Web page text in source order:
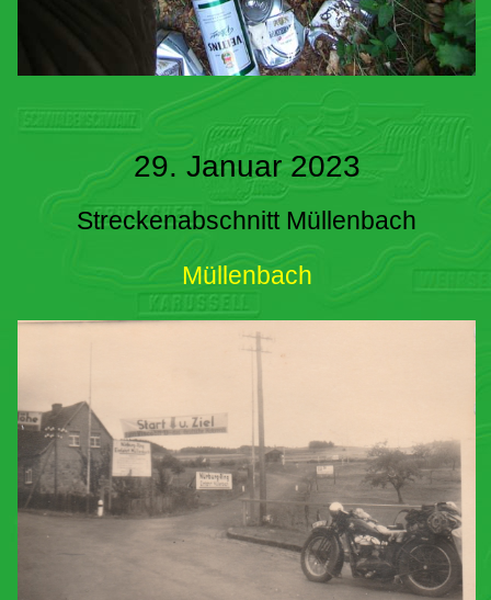
29. Januar 2023
Streckenabschnitt Müllenbach
Müllenbach